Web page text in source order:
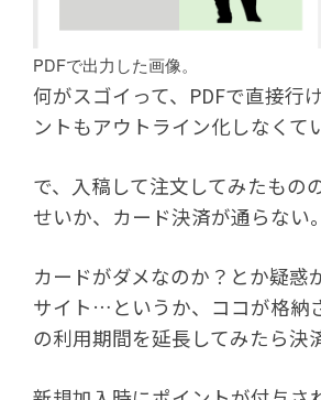
PDFで出力した画像。
何がスゴイって、PDFで直接行
ントもアウトライン化しなくて
で、入稿して注文してみたもの
せいか、カード決済が通らない。
カードがダメなのか？とか疑惑
サイト…というか、ココが格納
の利用期間を延長してみたら決